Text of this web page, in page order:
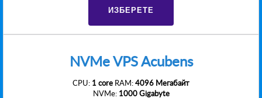
ИЗБЕРЕТЕ
NVMe VPS Acubens
CPU: 1 core RAM:4096 Мегабайт
NVMe: 1000 Gigabyte